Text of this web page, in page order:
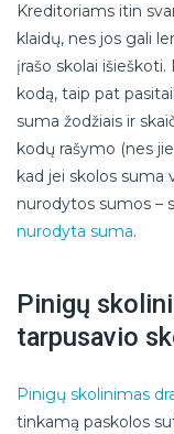
Kreditoriams itin
klaidų, nes jos gali
įrašo skolai
kodą, taip pat
suma žodžiais ir
kodų rašymo (nes
kad jei skolos suma
nurodytos sumos –
nurodyta suma.
Pinigų
tarpusavio
Pinigų skolinimas
tinkamą paskolos